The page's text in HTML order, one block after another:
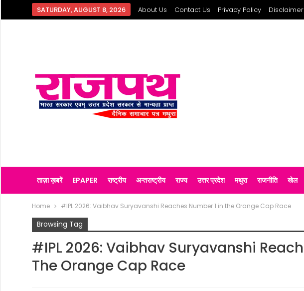
SATURDAY, AUGUST 8, 2026 About Us Contact Us Privacy Policy Disclaimer
ताज़ा ख़बरें EPAPER राष्ट्रीय अन्तराष्ट्रीय राज्य उत्तर प्रदेश मथुरा राजनीति खेल
Home #IPL 2026: Vaibhav Suryavanshi Reaches Number 1 in the Orange Cap Race
Browsing Tag
#IPL 2026: Vaibhav Suryavanshi
The Orange Cap Race